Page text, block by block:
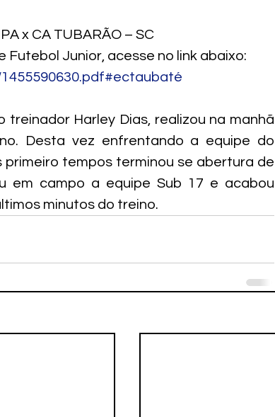
x CA TUBARÃO – SC
Junior, acesse no link abaixo:
Harley Dias, realizou na manhã
Desta vez enfrentando a equipe do
primeiro tempos terminou se abertura de
em campo a equipe Sub 17 e acabou
minutos do treino.